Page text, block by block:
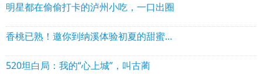
明星都在偷偷打卡的泸州小吃，一口出圈
香桃已熟！邀你到纳溪体验初夏的甜蜜…
520坦白局：我的“心上城”，叫古蔺